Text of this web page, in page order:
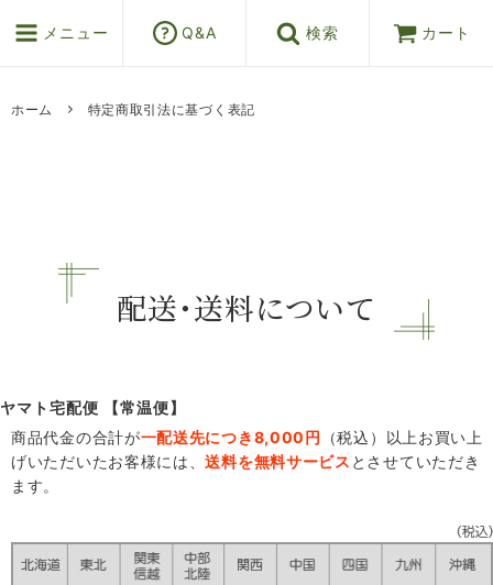
メニュー Q&A 検索 カート
ホーム 特定商取引法に基づく表記
配送・送料について
ヤマト宅配便 【常温便】
商品代金の合計が一配送先につき8,000円
（税込）以上お買い上
げいただいたお客様には、送料を無料サービス とさせていただき
ます。